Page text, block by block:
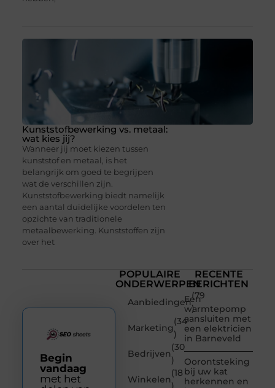
Kunststofbewerking vs. metaal:
wat kies jij?
Wanneer jij moet kiezen tussen
kunststof en metaal, is het
belangrijk om goed te begrijpen
wat de verschillen zijn.
Kunststofbewerking biedt namelijk
een aantal duidelijke voordelen ten
opzichte van traditionele
metaalbewerking. Kunststoffen zijn
over het
POPULAIRE
ONDERWERPEN
Aanbiedingen
(79
)
Marketing
(34
)
Bedrijven
(30
)
Winkelen
(18
)
RECENTE
BERICHTEN
Een
warmtepomp
aansluiten met
een elektricien
in Barneveld
Oorontsteking
bij uw kat
herkennen en
Begin
vandaag
met het